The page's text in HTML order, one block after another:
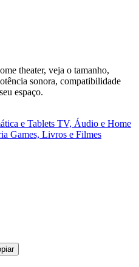
theater, veja o tamanho,
sonora, compatibilidade
espaço.
e Tablets TV, Áudio e Home
Games, Livros e Filmes